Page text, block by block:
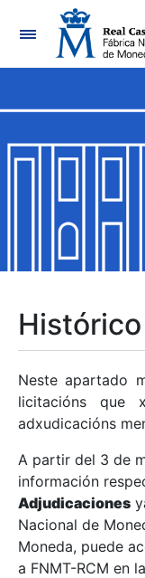
Mostrar/
Mostrar/
Mostrar/
Mostrar/Ocultar
Mostrar/Ocultar
Mostrar/Ocultar
Neste apartado
licitacións que
adxudicacións
A partir del 3 de
información
Adjudicaciones
Nacional de
Moneda, puede
a FNMT-RCM en